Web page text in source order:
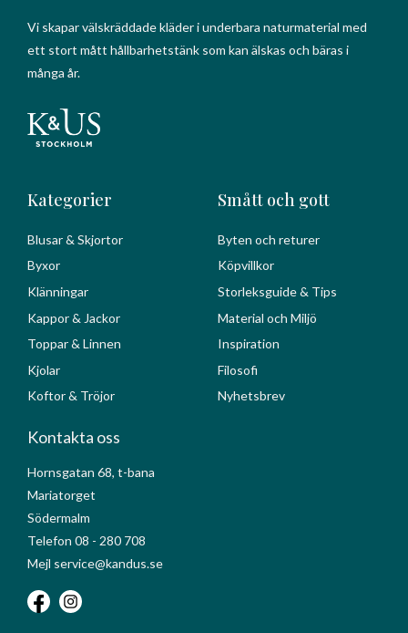
Vi skapar välskräddade kläder i underbara naturmaterial med
ett stort mått hållbarhetstänk som kan älskas och bäras i
många år.
Kategorier
Blusar & Skjortor
Byxor
Klänningar
Kappor & Jackor
Toppar & Linnen
Kjolar
Koftor & Tröjor
Smått och gott
Byten och returer
Köpvillkor
Storleksguide & Tips
Material och Miljö
Inspiration
Filosofi
Nyhetsbrev
Kontakta oss
Hornsgatan 68, t-bana
Mariatorget
Södermalm
Telefon 08 - 280 708
Mejl service@kandus.se